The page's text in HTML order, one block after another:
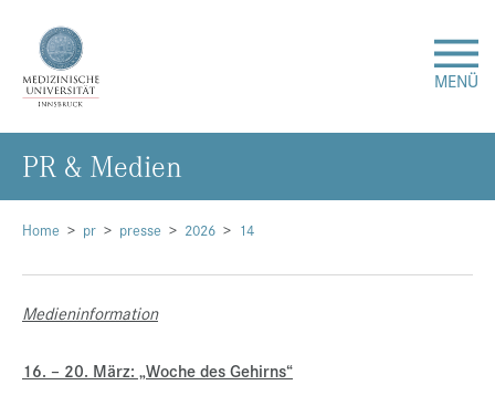
MENÜ
Forschung
Studium & Lehre
Krankenversorgung
Über uns
Home pr presse 2026 14
Medieninformation
16. – 20. März: „Woche des Gehirns“
PR & Me­di­en